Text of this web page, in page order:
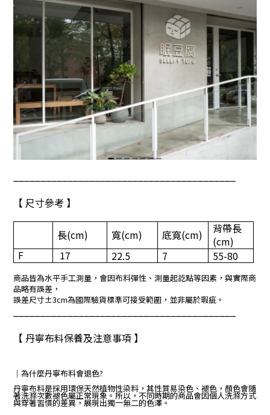
【 尺寸參考 】
長(cm) 寬(cm) 底寬(cm)
背帶長
(cm)
F
17 22.5 7 55-80
商品皆為水平手工測量，會因布料彈性、測量起訖點等因素，與實際商
品略有誤差，
誤差尺寸±3cm為國際驗貨標準可接受範圍，並非屬於瑕疵。
【 丹寧布料保養及注意事項 】
｜ 為什麼丹寧布料會退色?
丹寧布料是採用環保天然植物性染料，其性質易染色、褪色，顏色會隨
著洗滌次數褪色屬正常現象。所以，不同時期的商品會因個人洗滌方式
與穿著習慣的差異，展現出獨一無二的色澤。